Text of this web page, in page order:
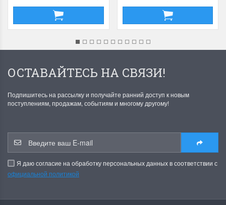
ОСТАВАЙТЕСЬ НА СВЯЗИ!
Подпишитесь на рассылку и получайте ранний доступ к новым
поступлениям, продажам, событиям и многому другому!
Я даю согласие на обработку персональных данных в соответствии с
официальной политикой